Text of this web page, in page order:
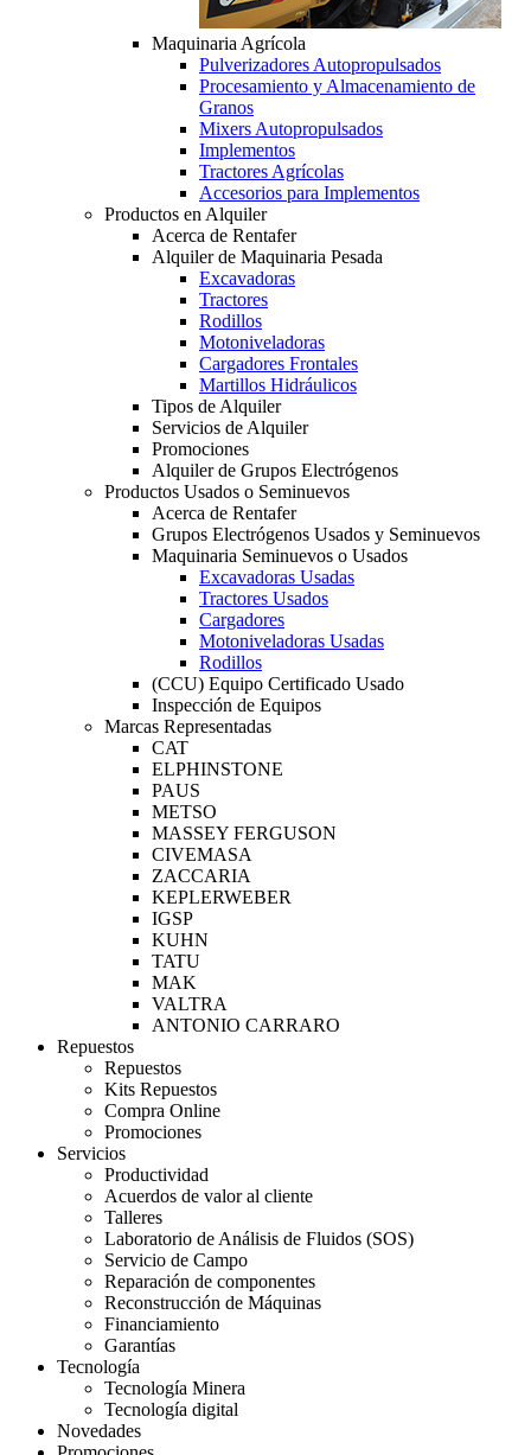
Maquinaria Agrícola
Pulverizadores Autopropulsados
Procesamiento y Almacenamiento de
Granos
Mixers Autopropulsados
Implementos
Tractores Agrícolas
Accesorios para Implementos
Productos en Alquiler
Acerca de Rentafer
Alquiler de Maquinaria Pesada
Excavadoras
Tractores
Rodillos
Motoniveladoras
Cargadores Frontales
Martillos Hidráulicos
Tipos de Alquiler
Servicios de Alquiler
Promociones
Alquiler de Grupos Electrógenos
Productos Usados o Seminuevos
Acerca de Rentafer
Grupos Electrógenos Usados y Seminuevos
Maquinaria Seminuevos o Usados
Excavadoras Usadas
Tractores Usados
Cargadores
Motoniveladoras Usadas
Rodillos
(CCU) Equipo Certificado Usado
Inspección de Equipos
Marcas Representadas
CAT
ELPHINSTONE
PAUS
METSO
MASSEY FERGUSON
CIVEMASA
ZACCARIA
KEPLERWEBER
IGSP
KUHN
TATU
MAK
VALTRA
ANTONIO CARRARO
Repuestos
Repuestos
Kits Repuestos
Compra Online
Promociones
Servicios
Productividad
Acuerdos de valor al cliente
Talleres
Laboratorio de Análisis de Fluidos (SOS)
Servicio de Campo
Reparación de componentes
Reconstrucción de Máquinas
Financiamiento
Garantías
Tecnología
Tecnología Minera
Tecnología digital
Novedades